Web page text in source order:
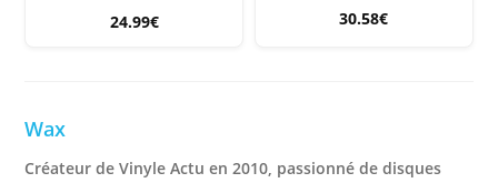
24.99€ 30.58€
Wax
Créateur de Vinyle Actu en 2010, passionné de disques